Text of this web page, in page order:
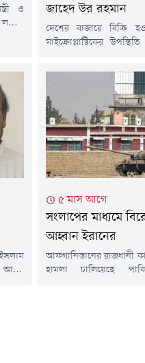
ও
করে
জাহেদ উর রহমান
দেশের বাজারে বিক্রি
মাইক্রোপ্লাস্টিকের
তথ্য ও সম্প্রচার উপদেষ্টা
(২৮ জুলাই)
কর্মকাণ্ডের তথ্য জানাতে
সম্মেলনে এক প্রশ্নের
দেশের বাজারে বিক্রি
মাইক্রোপ্লাস্টিকের
আরও
৫ মাস আগে
সংলাপের মাধ্যমে
আহ্বান ইরানের
আফগানিস্তানের রাজধানী
হামলা চালিয়েছে